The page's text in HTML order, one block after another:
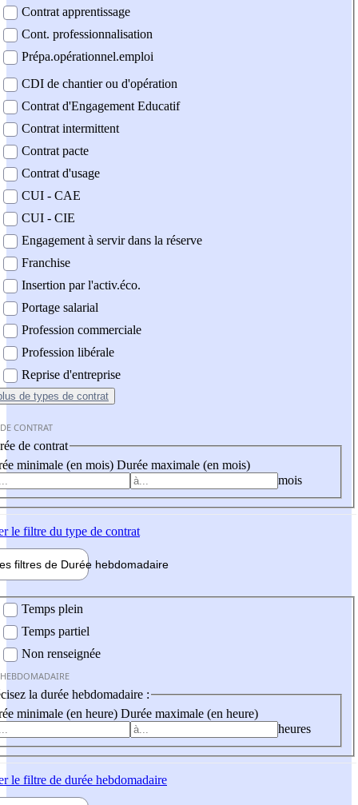
Contrat apprentissage
Cont. professionnalisation
Prépa.opérationnel.emploi
CDI de chantier ou d'opération
Contrat d'Engagement Educatif
Contrat intermittent
Contrat pacte
Contrat d'usage
CUI - CAE
CUI - CIE
Engagement à servir dans la réserve
Franchise
Insertion par l'activ.éco.
Portage salarial
Profession commerciale
Profession libérale
Reprise d'entreprise
de types de contrat
CONTRAT
de contrat
minimale (en mois) Durée maximale (en mois)
mois
le filtre du type de contrat
filtres de Durée hebdomadaire
Temps plein
Temps partiel
Non renseignée
la durée hebdomadaire :
minimale (en heure) Durée maximale (en heure)
heures
le filtre de durée hebdomadaire